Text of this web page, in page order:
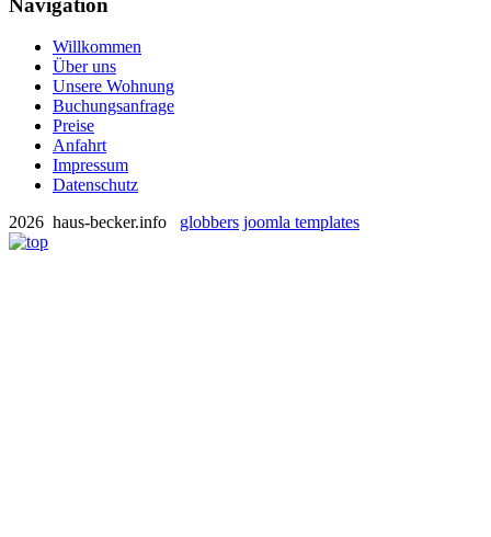
Willkommen
Über uns
Unsere Wohnung
Buchungsanfrage
Preise
Anfahrt
Impressum
Datenschutz
2026 haus-becker.info globbers joomla templates